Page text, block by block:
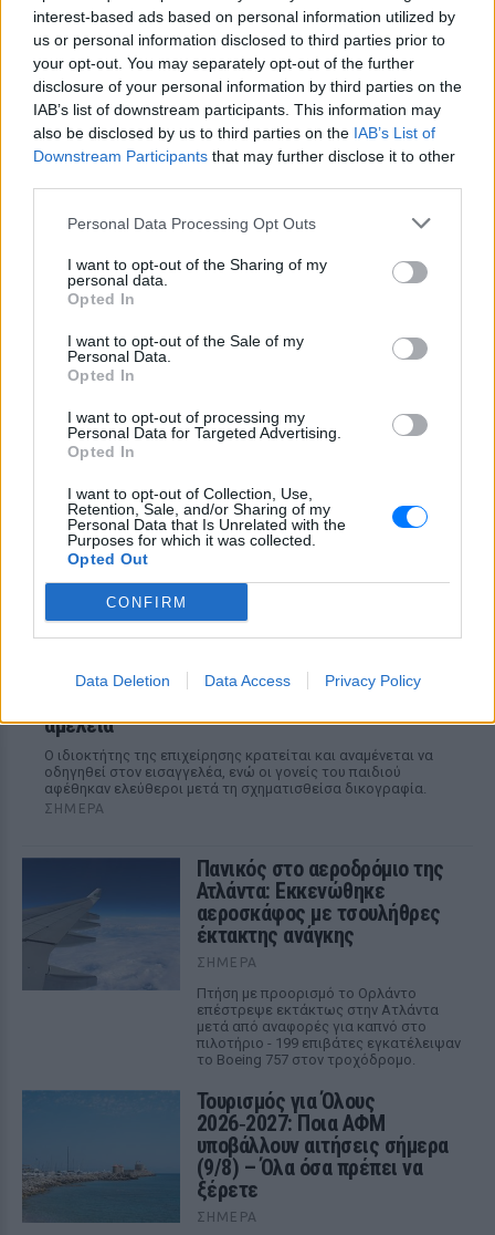
interest-based ads based on personal information utilized by
us or personal information disclosed to third parties prior to
your opt-out. You may separately opt-out of the further
disclosure of your personal information by third parties on the
IAB’s list of downstream participants. This information may
also be disclosed by us to third parties on the IAB’s List of
Downstream Participants that may further disclose it to other
Personal Data Processing Opt Outs
I want to opt-out of the Sharing of my
personal data.
Opted In
I want to opt-out of the Sale of my
Personal Data.
Opted In
I want to opt-out of processing my
Personal Data for Targeted Advertising.
Opted In
I want to opt-out of Collection, Use,
Retention, Sale, and/or Sharing of my
Personal Data that Is Unrelated with the
Purposes for which it was collected.
Opted Out
CONFIRM
Data Deletion Data Access Privacy Policy
της «ημέρας οργής» φιλοπαλαιστινιακών
οργανώσεων σε 36 σημεία της χώρας.
Επιτρέπεται να προσπεράσεις
περιπολικό; Τι λέει ο ΚΟΚ που
οι περισσότεροι αγνοούν
ΣΉΜΕΡΑ
Ο Κώδικας Οδικής Κυκλοφορίας δεν
απαγορεύει την προσπέραση οχήματος
συγκεκριμένοι κανόνες που κάθε οδηγός
πρέπει να γνωρίζει.
Επίθεση στον Ερυθρό Σταυρό:
ΠΟΕΔΗΝ για τους φύλακες
σημειώθηκε τα ξημερώματα του
Σαββάτου - ο πρόεδρος της ΠΟΕΔΗΝ
προσωπικό
Πάρος: Κλειστό το beach bar όπου πνίγηκε ο
αμέλεια
Ο ιδιοκτήτης της επιχείρησης κρατείται και αναμένεται να
οδηγηθεί στον εισαγγελέα, ενώ οι γονείς του παιδιού
αφέθηκαν ελεύθεροι μετά τη σχηματισθείσα δικογραφία.
ΣΉΜΕΡΑ
Πανικός στο αεροδρόμιο της
Ατλάντα: Εκκενώθηκε
αεροσκάφος με τσουλήθρες
έκτακτης ανάγκης
ΣΉΜΕΡΑ
Πτήση με προορισμό το Ορλάντο
επέστρεψε εκτάκτως στην Ατλάντα
μετά από αναφορές για καπνό στο
πιλοτήριο - 199 επιβάτες εγκατέλειψαν
το Boeing 757 στον τροχόδρομο.
Τουρισμός για Όλους
2026‑2027: Ποια ΑΦΜ
υποβάλλουν αιτήσεις σήμερα
(9/8) – Όλα όσα πρέπει να
ξέρετε
ΣΉΜΕΡΑ